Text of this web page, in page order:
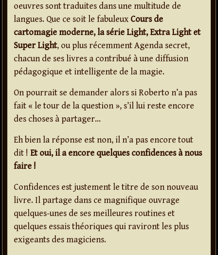
oeuvres sont traduites dans une multitude de
langues. Que ce soit le fabuleux Cours de
cartomagie moderne, la série Light, Extra Light et
Super Light, ou plus récemment Agenda secret,
chacun de ses livres a contribué à une diffusion
pédagogique et intelligente de la magie.
On pourrait se demander alors si Roberto n’a pas
fait « le tour de la question », s’il lui reste encore
des choses à partager…
Eh bien la réponse est non, il n’a pas encore tout
dit ! Et oui, il a encore quelques confidences à nous
faire !
Confidences est justement le titre de son nouveau
livre. Il partage dans ce magnifique ouvrage
quelques-unes de ses meilleures routines et
quelques essais théoriques qui raviront les plus
exigeants des magiciens.